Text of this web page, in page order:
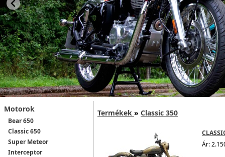
Motorok
Bear 650
Classic 650
Super Meteor
Interceptor
Termékek » Classic 350
Ár: